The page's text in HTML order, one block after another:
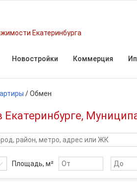
Екатеринбурга
Новостройки Коммерция
/Обмен
Площадь, м²